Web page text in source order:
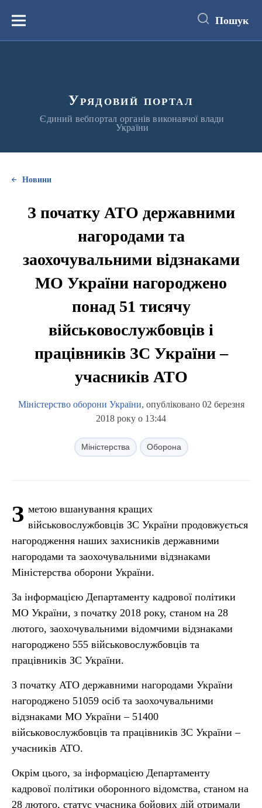
вмістуМеню Пошук
Урядовий портал
Єдиний вебпортал органів виконавчої влади
України
Новини
З початку АТО державними
нагородами та
заохочувальними відзнаками
МО України нагороджено
понад 51 тисячу
військовослужбовців і
працівників ЗС України –
учасників АТО
Міністерство оборони України, опубліковано 02 березня
2018 року о 13:44
Міністерства Оборона
З метою вшанування кращих
військовослужбовців ЗС України продовжується
нагородження наших захисників державними
нагородами та заохочувальними відзнаками
Міністерства оборони України.
За інформацією Департаменту кадрової політики
МО України, з початку 2018 року, станом на 28
лютого, заохочувальними відомчими відзнаками
нагороджено 555 військовослужбовців та
працівників ЗС України.
З початку АТО державними нагородами України
нагороджено 51059 осіб та заохочувальними
відзнаками МО України – 51400
військовослужбовців та працівників ЗС України –
учасників АТО.
Окрім цього, за інформацією Департаменту
кадрової політики оборонного відомства, станом на
28 лютого, статус учасника бойових дій отримали